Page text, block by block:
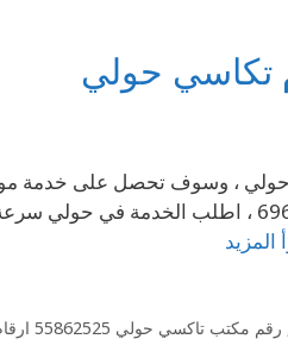
حولي ، وسوف تحصل على خدمة
حولي 69694241 من خلال شركات و مكاتب تاكسي متميزة حولي 69694241
المزيد
رقم مكتب تاكسي حولي 55862525 ارقام تكاسي حولي